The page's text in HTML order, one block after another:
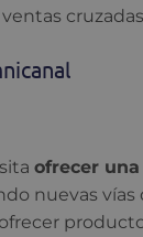
ofrecer
nuevas vías